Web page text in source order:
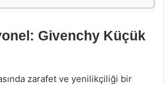
Givenchy Küçük
zarafet ve yenilikçiliği bir